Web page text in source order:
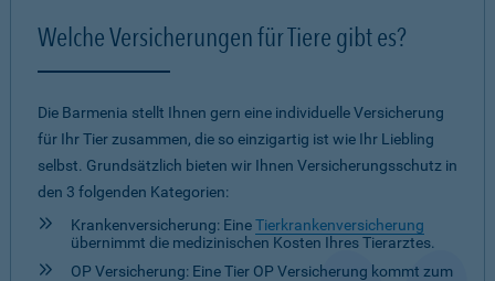
Welche Versicherungen für Tiere gibt es?
Die Barmenia stellt Ihnen gern eine individuelle Versicherung
für Ihr Tier zusammen, die so einzigartig ist wie Ihr Liebling
selbst. Grundsätzlich bieten wir Ihnen Versicherungsschutz in
den 3 folgenden Kategorien:
Krankenversicherung: EineTierkrankenversicherung
übernimmt die medizinischen Kosten Ihres Tierarztes.
OP Versicherung: Eine Tier OP Versicherung kommt zum